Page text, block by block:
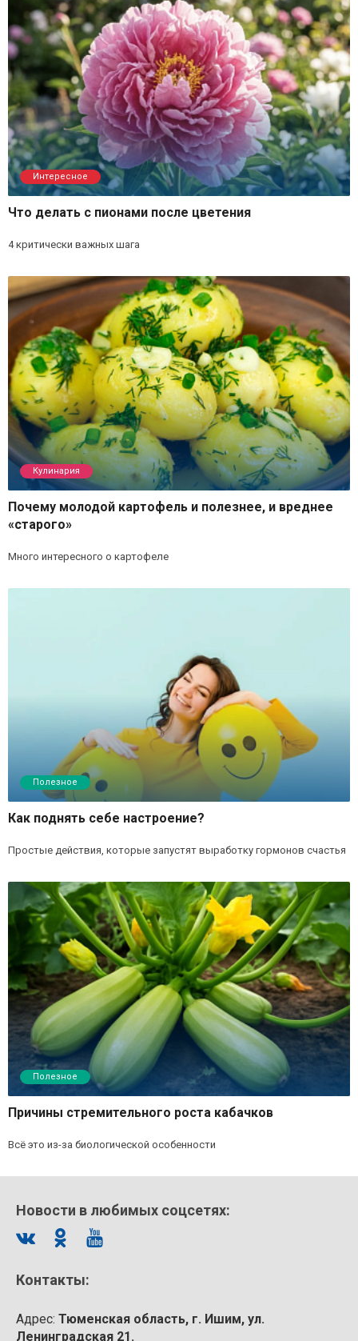
Интересное
Что делать с пионами после цветения
4 критически важных шага
Кулинария
Почему молодой картофель и полезнее, и вреднее
«старого»
Много интересного о картофеле
Полезное
Как поднять себе настроение?
Простые действия, которые запустят выработку гормонов счастья
Полезное
Причины стремительного роста кабачков
Всё это из-за биологической особенности
Новости в любимых соцсетях:
Контакты:
Адрес: Тюменская область, г. Ишим, ул.
Ленинградская 21.